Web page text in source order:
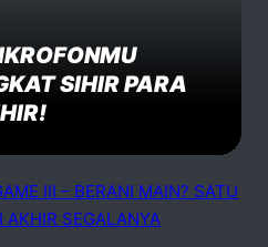
SIHIR PARA